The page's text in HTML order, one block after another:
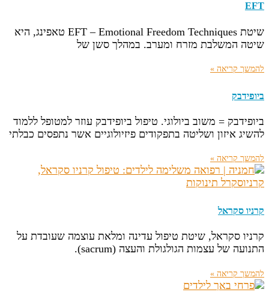
EFT
שיטת EFT – Emotional Freedom Techniques טאפינג, היא
שיטה המשלבת מזרח ומערב. במהלך סשן של
להמשך קריאה »
ביופידבק
ביופידבק = משוב ביולוגי. טיפול ביופידבק עוזר למטופל ללמוד
להשיג איזון ושליטה בתפקודים פיזיולוגיים אשר נתפסים כבלתי
להמשך קריאה »
קרניו סקראל
קרניו סקראל, שיטת טיפול עדינה ומלאת עוצמה שעובדת על
התנועה של עצמות הגולגולת והעצה (sacrum).
להמשך קריאה »